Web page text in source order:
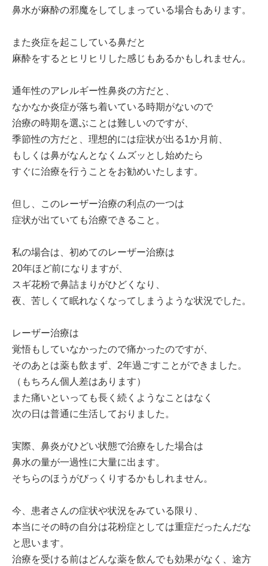
鼻水が麻酔の邪魔をしてしまっている場合もあります。
また炎症を起こしている鼻だと
麻酔をするとヒリヒリした感じもあるかもしれません。
通年性のアレルギー性鼻炎の方だと、
なかなか炎症が落ち着いている時期がないので
治療の時期を選ぶことは難しいのですが、
季節性の方だと、理想的には症状が出る1か月前、
もしくは鼻がなんとなくムズッとし始めたら
すぐに治療を行うことをお勧めいたします。
但し、このレーザー治療の利点の一つは
症状が出ていても治療できること。
私の場合は、初めてのレーザー治療は
20年ほど前になりますが、
スギ花粉で鼻詰まりがひどくなり、
夜、苦しくて眠れなくなってしまうような状況でした。
レーザー治療は
覚悟もしていなかったので痛かったのですが、
そのあとは薬も飲まず、2年過ごすことができました。
（もちろん個人差はあります）
また痛いといっても長く続くようなことはなく
次の日は普通に生活しておりました。
実際、鼻炎がひどい状態で治療をした場合は
鼻水の量が一過性に大量に出ます。
そちらのほうがびっくりするかもしれません。
今、患者さんの症状や状況をみている限り、
本当にその時の自分は花粉症としては重症だったんだな
と思います。
治療を受ける前はどんな薬を飲んでも効果がなく、途方